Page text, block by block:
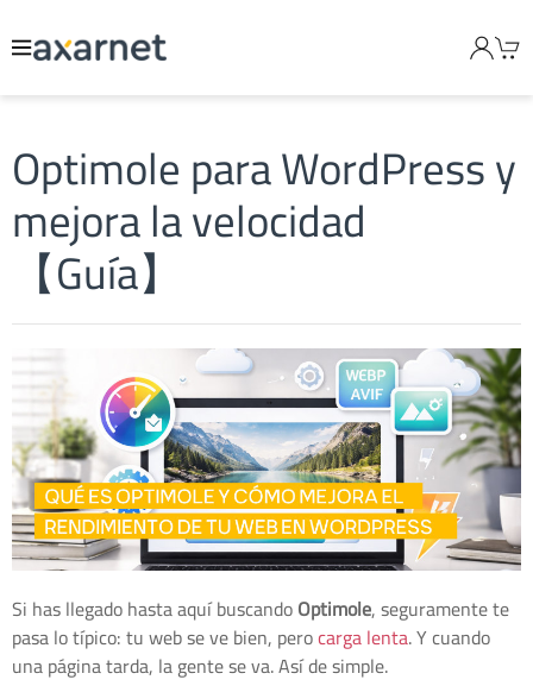
Optimole para WordPress y
mejora la velocidad
【Guía】
Si has llegado hasta aquí buscandoOptimole, seguramente te
pasa lo típico: tu web se ve bien, perocarga lenta. Y cuando
una página tarda, la gente se va. Así de simple.